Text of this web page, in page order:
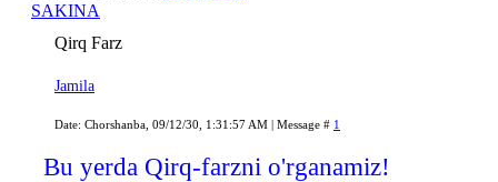
SAKINA
Qirq Farz
Jamila
Date: Chorshanba, 09/12/30, 1:31:57 AM | Message # 1
Bu yerda Qirq-farzni o'rganamiz!